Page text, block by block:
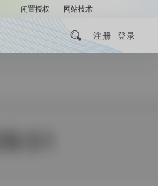
闲置授权 网站技术
注册 登录